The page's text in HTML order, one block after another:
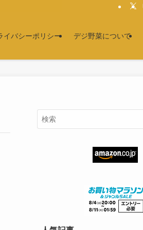
イバシーポリシー デジ野菜について